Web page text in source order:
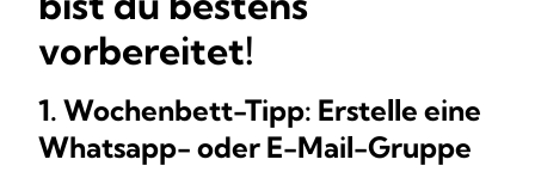
vorbereitet!
1. Wochenbett-Tipp: Erstelle eine
Whatsapp- oder E-Mail-Gruppe